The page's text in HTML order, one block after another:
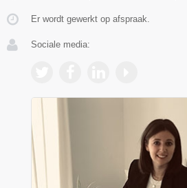
Er wordt gewerkt op afspraak.
Sociale media: